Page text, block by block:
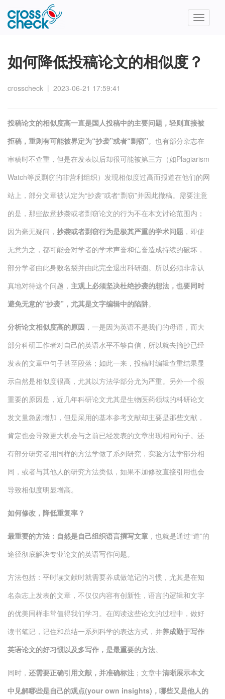
Toggle
如何降低投稿论文的相似度？
crosscheck 丨 2023-06-21 17:59:41
投稿论文的相似度高一直是国人投稿中的主要问题，轻则直接被
拒稿，重则有可能被界定为“抄袭”或者“剽窃”。也有部分杂志在
审稿时不查重，但是在发表以后却很可能被第三方（如Plagiarism
Watch等反剽窃的非营利组织）发现相似度过高而报道在他们的网
站上，部分文章被认定为“抄袭”或者“剽窃”并因此撤稿。需要注意
的是，那些故意抄袭或者剽窃论文的行为不在本文讨论范围内；
因为毫无疑问， 抄袭或者剽窃行为是极其严重的学术问题 ，即使
无意为之，都可能会对学者的学术声誉和信誉造成持续的破坏，
部分学者由此身败名裂并由此完全退出科研圈。所以必须非常认
真地对待这个问题， 主观上必须坚决杜绝抄袭的想法，也要同时
避免无意的“抄袭”，尤其是文字编辑中的陷阱。
分析论文相似度高的原因 ，一是因为英语不是我们的母语，而大
部分科研工作者对自己的英语水平不够自信，所以就去摘抄已经
发表的文章中句子甚至段落；如此一来，投稿时编辑查重结果显
示自然是相似度很高，尤其以方法学部分尤为严重。另外一个很
重要的原因是，近几年科研论文尤其是生物医药领域的科研论文
发文量急剧增加，但是采用的基本参考文献却主要是那些文献，
肯定也会导致更大机会与之前已经发表的文章出现相同句子。还
有部分研究者用同样的方法学做了系列研究，实验方法学部分相
同，或者与其他人的研究方法类似，如果不加修改直接引用也会
导致相似度明显增高。
如何修改，降低重复率？
最重要的方法：自然是自己组织语言撰写文章 ，也就是通过“道”的
途径彻底解决专业论文的英语写作问题。
方法包括：平时读文献时就需要养成做笔记的习惯，尤其是在知
名杂志上发表的文章，不仅仅内容有创新性，语言的逻辑和文字
的优美同样非常值得我们学习。在阅读这些论文的过程中，做好
读书笔记，记住和总结一系列科学的表达方式，并养成勤于写作
英语论文的好习惯以及多写作，是最重要的方法。
同时， 还需要正确引用文献，并准确标注 ；文章中清晰展示本文
中见解哪些是自己的观点(your own insights)，哪些又是他人的